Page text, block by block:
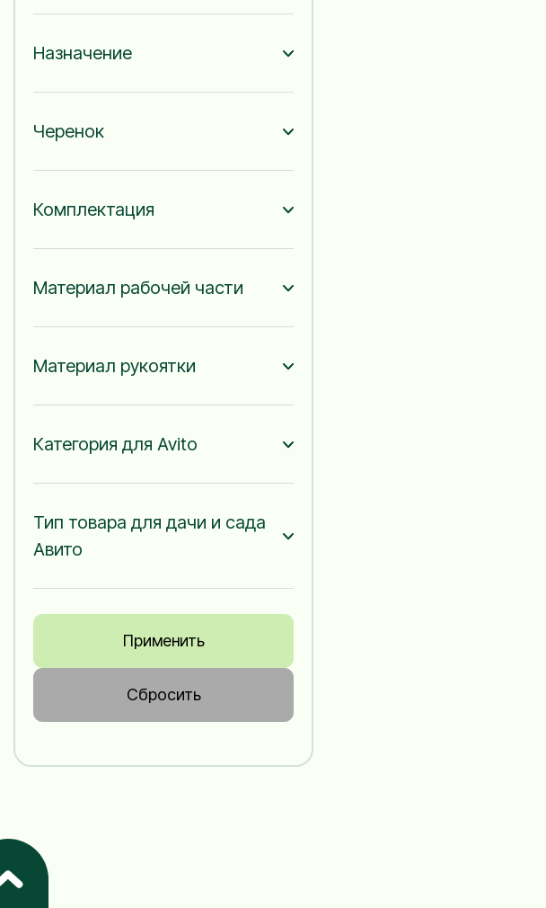
Назначение
Черенок
Комплектация
Материал рабочей части
Материал рукоятки
Категория для Avito
Тип товара для дачи и сада
Авито
Применить
Сбросить